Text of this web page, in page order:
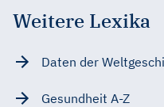
Weitere Lexika
Daten der
Gesundheit A-Z